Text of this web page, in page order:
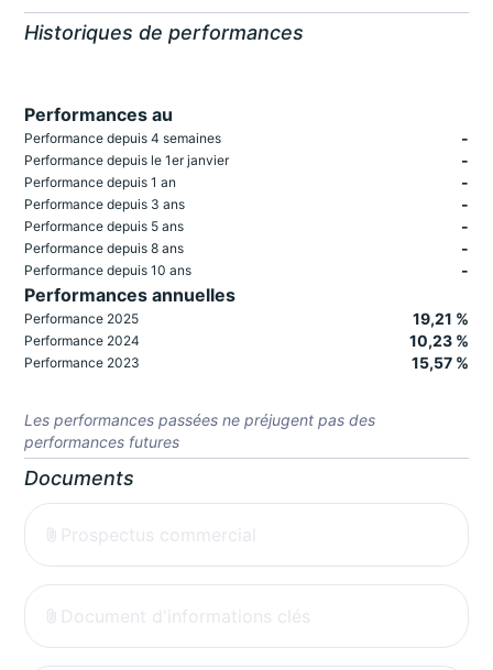
Historiques de performances
Performances au
Performance depuis 4 semaines -
Performance depuis le 1er janvier -
Performance depuis 1 an -
Performance depuis 3 ans -
Performance depuis 5 ans -
Performance depuis 8 ans -
Performance depuis 10 ans -
Performances annuelles
Performance 2025 19,21 %
Performance 2024 10,23 %
Performance 2023 15,57 %
Les performances passées ne préjugent pas des
performances futures
Documents
Prospectus commercial
Document d'informations clés